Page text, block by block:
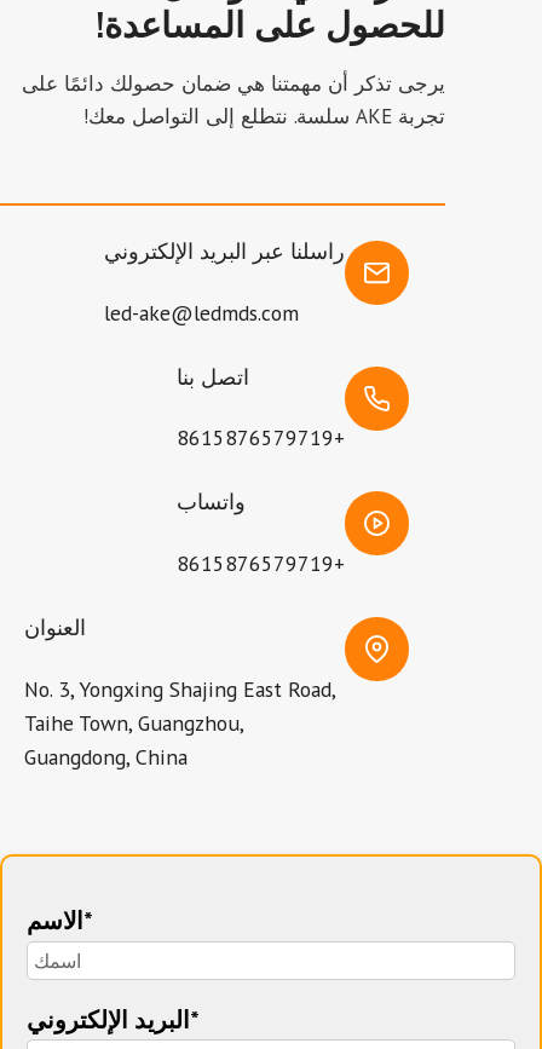
للحصول على المساعدة!
يرجى تذكر أن مهمتنا هي ضمان حصولك دائمًا على
تجربة AKE سلسة. نتطلع إلى التواصل معك!
راسلنا عبر البريد الإلكتروني
led-ake@ledmds.com
اتصل بنا
+8615876579719
واتساب
+8615876579719
العنوان
No. 3, Yongxing Shajing East Road,
Taihe Town, Guangzhou,
Guangdong, China
الاسم*
البريد الإلكتروني*